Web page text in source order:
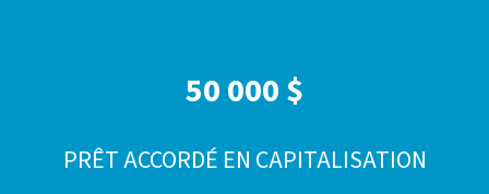
50 000 $
PRÊT ACCORDÉ EN CAPITALISATION